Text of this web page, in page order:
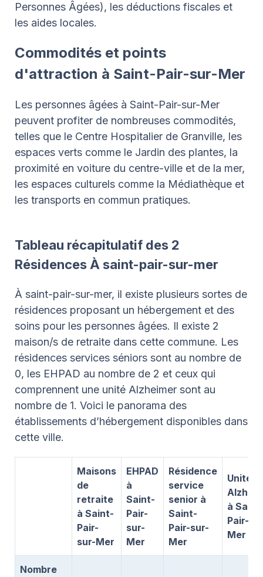
Personnes Âgées), les déductions fiscales et
les aides locales.
Commodités et points
d'attraction à Saint-Pair-sur-Mer
Les personnes âgées à Saint-Pair-sur-Mer
peuvent profiter de nombreuses commodités,
telles que le Centre Hospitalier de Granville, les
espaces verts comme le Jardin des plantes, la
proximité en voiture du centre-ville et de la mer,
les espaces culturels comme la Médiathèque et
les transports en commun pratiques.
Tableau récapitulatif des 2
Résidences À saint-pair-sur-mer
À saint-pair-sur-mer, il existe plusieurs sortes de
résidences proposant un hébergement et des
soins pour les personnes âgées. Il existe 2
maison/s de retraite dans cette commune. Les
résidences services séniors sont au nombre de
0, les EHPAD au nombre de 2 et ceux qui
comprennent une unité Alzheimer sont au
nombre de 1. Voici le panorama des
établissements d’hébergement disponibles dans
cette ville.
Maisons
de
retraite
à Saint-
Pair-
sur-Mer
EHPAD
à
Saint-
Pair-
sur-
Mer
Résidence
service
senior à
Saint-
Pair-sur-
Mer
Unité
à
Pair-
Mer
Nombre